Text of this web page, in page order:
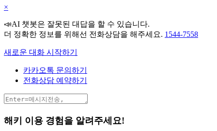
×
📣AI 챗봇은 잘못된 대답을 할 수 있습니다.
더 정확한 정보를 위해선 전화상담을 해주세요. 1544-7558
새로운 대화 시작하기
카카오톡 문의하기
전화상담 예약하기
해키 이용 경험을 알려주세요!